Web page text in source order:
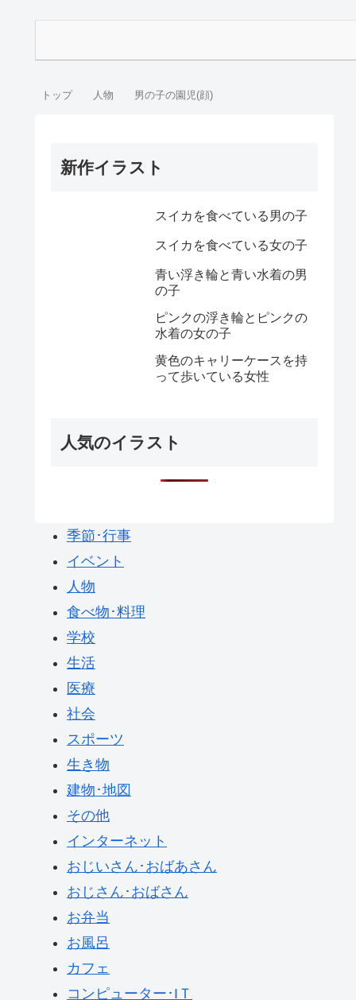
トップ 人物 男の子の園児(顔)
新作イラスト
スイカを食べている男の子
スイカを食べている女の子
青い浮き輪と青い水着の男
の子
ピンクの浮き輪とピンクの
水着の女の子
黄色のキャリーケースを持
って歩いている女性
人気のイラスト
季節･行事
イベント
人物
食べ物･料理
学校
生活
医療
社会
スポーツ
生き物
建物･地図
その他
インターネット
おじいさん･おばあさん
おじさん･おばさん
お弁当
お風呂
カフェ
コンピューター･IＴ